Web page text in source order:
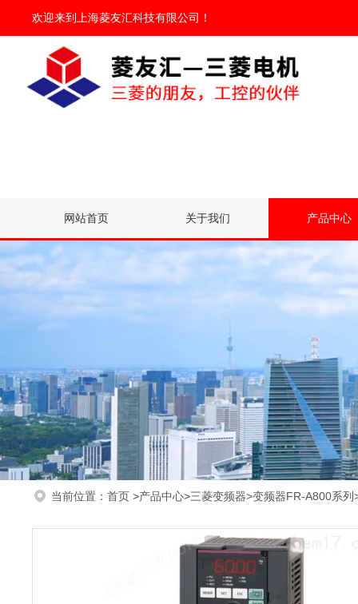
欢迎来到 上海菱友汇科技有限公司 ！
网站首页 关于我们 产品中心
当前位置： 首页 >产品中心>三菱变频器>变频器FR-A800系列